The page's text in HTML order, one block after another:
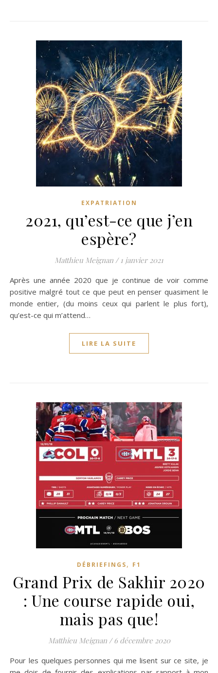
EXPATRIATION
2021, qu’est-ce que j’en
espère?
Matthieu Meignan / 1 janvier 2021
Après une année 2020 que je continue de voir comme
positive malgré tout ce que peut en penser quasiment le
monde entier, (du moins ceux qui parlent le plus fort),
qu’est-ce qui m’attend…
LIRE LA SUITE
DÉBRIEFINGS, F1
Grand Prix de Sakhir 2020
: Une course rapide oui,
mais pas que!
Matthieu Meignan / 6 décembre 2020
Pour les quelques personnes qui me lisent sur ce site, je